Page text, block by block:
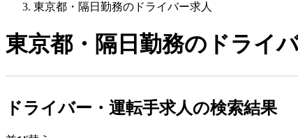
東京都・隔日勤務のドライバー求人
東京都・隔日勤務のドライ
ドライバー・運転手求人の検索結果